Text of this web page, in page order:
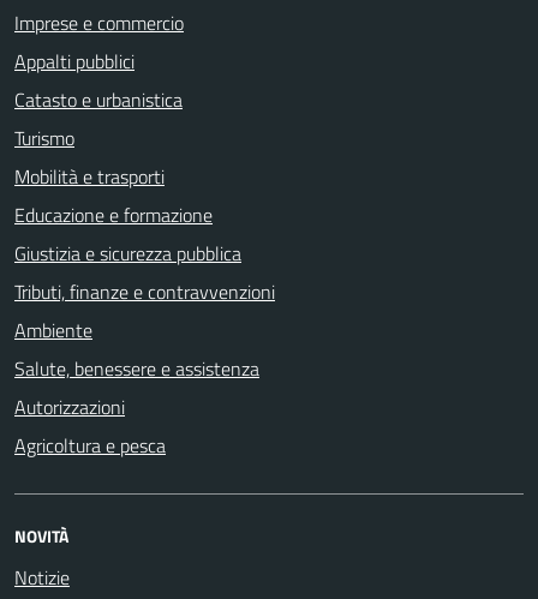
Imprese e commercio
Appalti pubblici
Catasto e urbanistica
Turismo
Mobilità e trasporti
Educazione e formazione
Giustizia e sicurezza pubblica
Tributi, finanze e contravvenzioni
Ambiente
Salute, benessere e assistenza
Autorizzazioni
Agricoltura e pesca
NOVITÀ
Notizie